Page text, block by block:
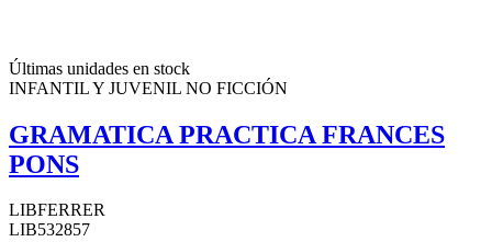
Últimas unidades en stock
INFANTIL Y JUVENIL NO FICCIÓN
GRAMATICA PRACTICA FRANCES
PONS
LIBFERRER
LIB532857